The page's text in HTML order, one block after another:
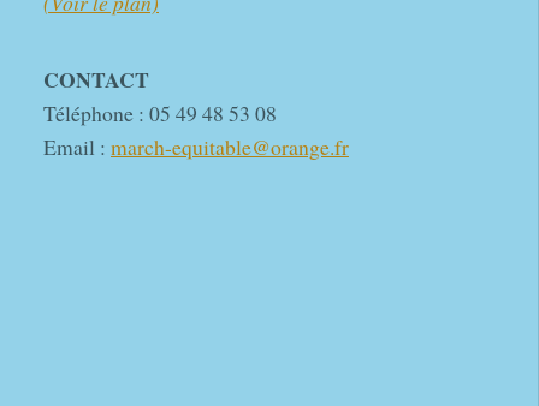
CONTACT
Téléphone : 05 49 48 53 08
Email : march-equitable@orange.fr